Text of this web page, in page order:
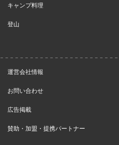
キャンプ料理
登山
運営会社情報
お問い合わせ
広告掲載
賛助・加盟・提携パートナー